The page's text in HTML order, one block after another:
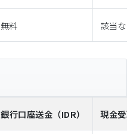
無料 該当なし
銀行口座送金 （IDR） 現金受取